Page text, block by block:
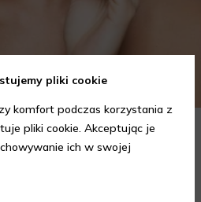
w zależności od potrzeb?
do twarzy to kluczowy krok w
pliki cookie
komfort podczas korzystania z
pliki cookie. Akceptując je
ich w swojej